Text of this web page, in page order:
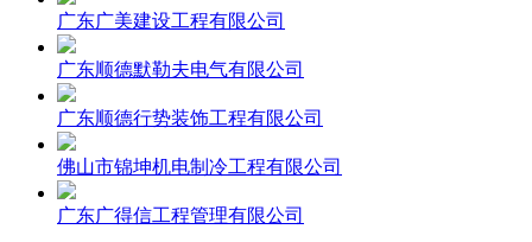
广东广美建设工程有限公司
广东顺德默勒夫电气有限公司
广东顺德行势装饰工程有限公司
佛山市锦坤机电制冷工程有限公司
广东广得信工程管理有限公司